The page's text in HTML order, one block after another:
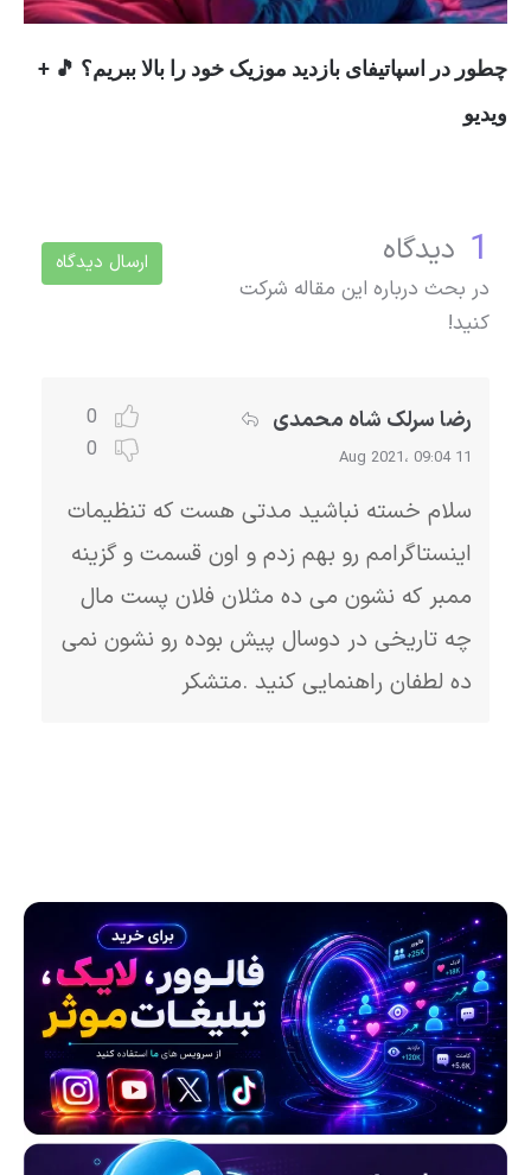
چطور در اسپاتیفای بازدید موزیک خود را بالا ببریم؟ 🎵 +
ویدیو
1 دیدگاه
در بحث درباره این مقاله شرکت
کنید!
ارسال دیدگاه
0
0
رضا سرلک شاه محمدی
11 Aug 2021، 09:04
سلام خسته نباشید مدتی هست که تنظیمات
اینستاگرامم رو بهم زدم و اون قسمت و گزینه
ممبر که نشون می ده مثلان فلان پست مال
چه تاریخی در دوسال پیش بوده رو نشون نمی
ده لطفان راهنمایی کنید .متشکر